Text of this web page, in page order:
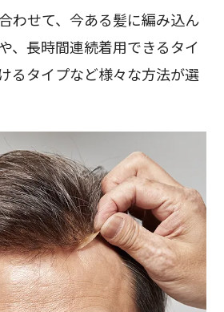
わせて、今ある髪に編み込ん
、長時間連続着用できるタイ
るタイプなど様々な方法が選